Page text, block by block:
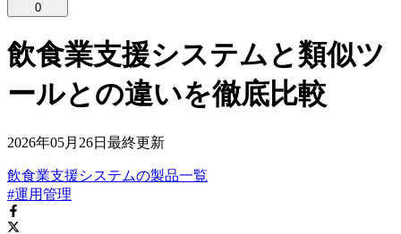
0
飲食業支援システムと類似ツ
ールとの違いを徹底比較
2026年05月26日 最終更新
飲食業支援システムの製品一覧
#運用管理